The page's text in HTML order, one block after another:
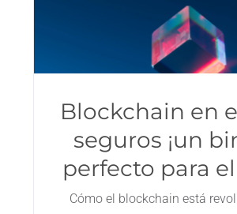
Blockchain en
seguros ¡un
perfecto para
Cómo el blockchain está